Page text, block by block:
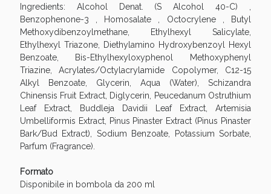
Ingredients: Alcohol Denat. (S Alcohol 40-C) ,
Benzophenone-3 , Homosalate , Octocrylene , Butyl
Methoxydibenzoylmethane, Ethylhexyl Salicylate,
Ethylhexyl Triazone, Diethylamino Hydroxybenzoyl Hexyl
Benzoate, Bis-Ethylhexyloxyphenol Methoxyphenyl
Triazine, Acrylates/Octylacrylamide Copolymer, C12-15
Alkyl Benzoate, Glycerin, Aqua (Water), Schizandra
Chinensis Fruit Extract, Diglycerin, Peucedanum Ostruthium
Leaf Extract, Buddleja Davidii Leaf Extract, Artemisia
Umbelliformis Extract, Pinus Pinaster Extract (Pinus Pinaster
Bark/Bud Extract), Sodium Benzoate, Potassium Sorbate,
Parfum (Fragrance).
Formato
Disponibile in bombola da 200 ml
Benessere Intestinale: Sconto fino al 55% valido
oggi!